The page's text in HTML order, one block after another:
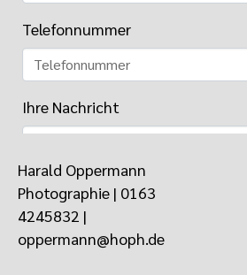
Telefonnummer
Ihre Nachricht
Absenden
Harald Oppermann
Photographie | 0163
4245832 ‬ |
oppermann@hoph.de